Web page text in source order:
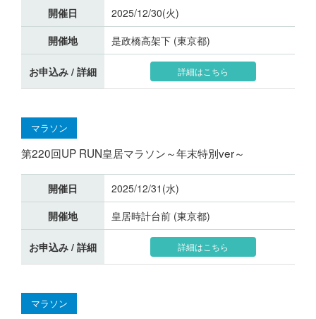
開催日
2025/12/30(火)
開催地
是政橋高架下 (東京都)
お申込み / 詳細 詳細はこちら
マラソン
第220回UP RUN皇居マラソン～年末特別ver～
開催日
2025/12/31(水)
開催地
皇居時計台前 (東京都)
お申込み / 詳細 詳細はこちら
マラソン